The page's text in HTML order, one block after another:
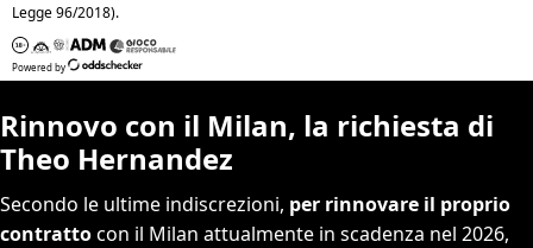
Rinnovo con il Milan, la richiesta di
Theo Hernandez
Secondo le ultime indiscrezioni, per rinnovare il proprio
contrattocon il Milan attualmente in scadenza nel 2026,